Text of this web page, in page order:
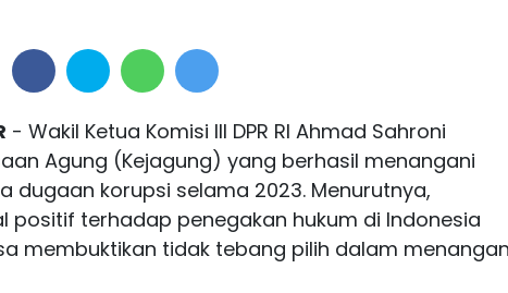
- Wakil Ketua Komisi III DPR RI Ahmad Sahroni
Agung (Kejagung) yang berhasil menangani
dugaan korupsi selama 2023. Menurutnya,
positif terhadap penegakan hukum di Indonesia
membuktikan tidak tebang pilih dalam